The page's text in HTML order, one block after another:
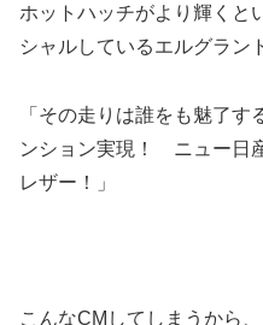
ホットハッチがより輝く
シャルしているエルグラン
「その走りは誰をも魅了
ンション実現！ ニュー日
レザー！」
こんなCMしてしまうから